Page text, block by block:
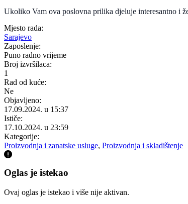
Ukoliko Vam ova poslovna prilika djeluje interesantno i
Mjesto rada:
Sarajevo
Zaposlenje:
Puno radno vrijeme
Broj izvršilaca:
1
Rad od kuće:
Ne
Objavljeno:
17.09.2024. u 15:37
Ističe:
17.10.2024. u 23:59
Kategorije:
Proizvodnja i zanatske usluge, Proizvodnja i skladištenje
Oglas je istekao
Ovaj oglas je istekao i više nije aktivan.